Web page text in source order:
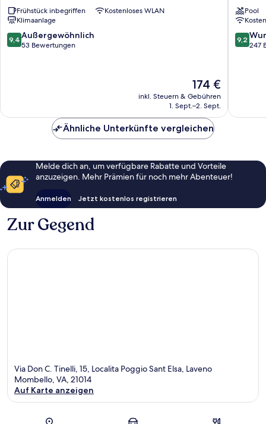
Laveno
Frühstück inbegriffen
Kostenloses WLAN
Klimaanlage
9.4
von
9,4 Außergewöhnlich
53 Bewertungen
Der
Preis
beträgt
174 €
inkl. Steuern & Gebühren
1. Sept.–2. Sept.
Meina
Pool
9.2
von
9,2
247
Ähnliche Unterkünfte vergleichen
Melde dich an, um verfügbare Rabatte und Vorteile
anzuzeigen. Mehr Prämien für noch mehr Abenteuer!
Anmelden Jetzt kostenlos registrieren
Zur Gegend
Via Don C. Tinelli, 15, Localita Poggio Sant Elsa, Laveno
Mombello, VA, 21014
Auf Karte anzeigen